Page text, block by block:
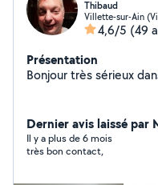
Thibaud
Villette-sur-Ain
4,6/5 (49
Présentation
Bonjour très sérieux
Dernier avis laissé par
Il y a plus de 6 mois
très bon contact,